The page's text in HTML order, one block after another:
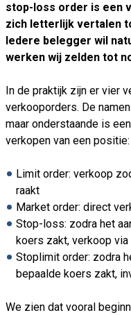
stop-loss order is een
zich letterlijk vertalen
Iedere belegger wil
werken wij zelden tot
In de praktijk zijn er vier
verkooporders. De
maar onderstaande is
verkopen van een positie:
Limit order: verkoop
raakt
Market order: direct
Stop-loss: zodra het
koers zakt, verkoop
Stoplimit order: zodra
bepaalde koers zakt,
We zien dat vooral